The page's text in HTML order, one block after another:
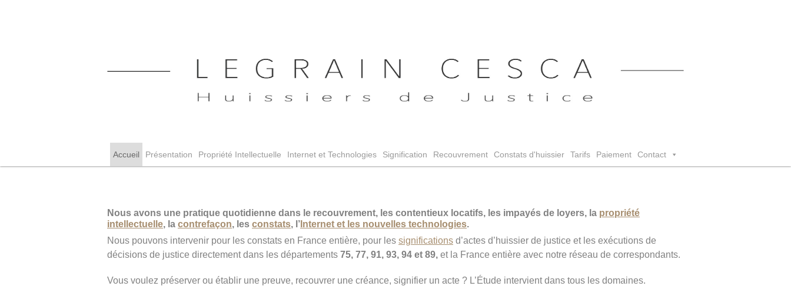
Accueil Présentation Propriété Intellectuelle Internet et Technologies Signification Recouvrement Constats d'huissier Tarifs Paiement Contact
Nous avons une pratique quotidienne dans le recouvrement, les contentieux locatifs, les impayés de loyers, la propriété
intellectuelle, la contrefaçon, les constats, l’ Internet et les nouvelles technologies.
Nous pouvons intervenir pour les constats en France entière, pour les significations d’actes d’huissier de justice et les exécutions de
décisions de justice directement dans les départements 75, 77, 91, 93, 94 et 89, et la France entière avec notre réseau de correspondants.
Vous voulez préserver ou établir une preuve, recouvrer une créance, signifier un acte ? L’Étude intervient dans tous les domaines.